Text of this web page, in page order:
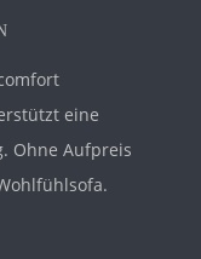
eine
Ohne Aufpreis